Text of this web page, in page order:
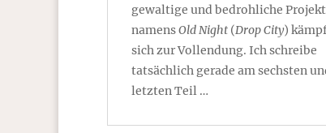
gewaltige und bedrohliche Projekt
namensOld Night (Drop City)
sich zur Vollendung. Ich schreibe
tatsächlich gerade am sechsten
letzten Teil …